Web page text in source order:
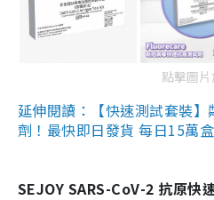
點擊圖
延伸閱讀：【快速測試套裝
劑！最快即日發貨 每日15萬
SEJOY SARS-CoV-2 抗原快